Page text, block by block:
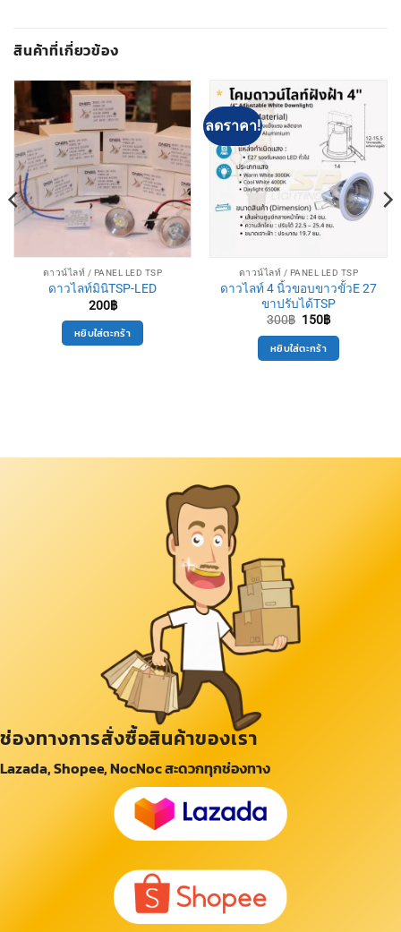
สินค้าที่เกี่ยวข้อง
ดาวน์ไลท์ / PANEL LED TSP
ดาวไลท์มินิTSP-LED
200฿
หยิบใส่ตะกร้า
ลดราคา!
ดาวน์ไลท์ / PANEL LED TSP
ดาวไลท์ 4 นิ้วขอบขาวขั้วE 27
ขาปรับได้TSP
300฿ Original
was:
300฿.
150฿Current
is:
หยิบใส่ตะกร้า
ช่องทางการสั่งซื้อสินค้าของเรา
Lazada, Shopee, NocNoc สะดวกทุกช่องทาง